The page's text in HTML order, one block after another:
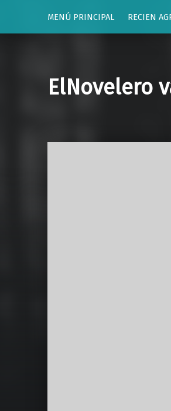
MENÚ PRINCIPAL
RECIEN
ElNovelero